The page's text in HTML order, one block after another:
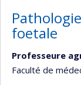
foetale
Professeure
Faculté de